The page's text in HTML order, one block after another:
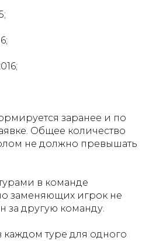
заранее и по
Общее количество
не должно превышать
в команде
заменяющих игрок не
за другую команду.
каждом туре для одного